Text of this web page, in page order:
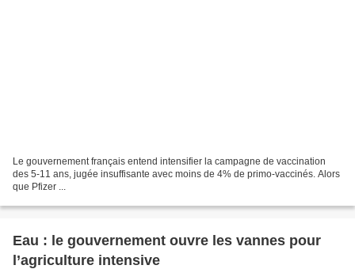
Le gouvernement français entend intensifier la campagne de vaccination
des 5-11 ans, jugée insuffisante avec moins de 4% de primo-vaccinés. Alors
que Pfizer ...
Eau : le gouvernement ouvre les vannes pour
l’agriculture intensive